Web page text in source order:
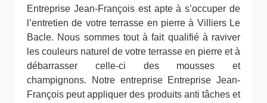
Entreprise Jean-François est apte à s’occuper de
l’entretien de votre terrasse en pierre à Villiers Le
Bacle. Nous sommes tout à fait qualifié à raviver
les couleurs naturel de votre terrasse en pierre et à
débarrasser celle-ci des mousses et
champignons. Notre entreprise Entreprise Jean-
François peut appliquer des produits anti tâches et